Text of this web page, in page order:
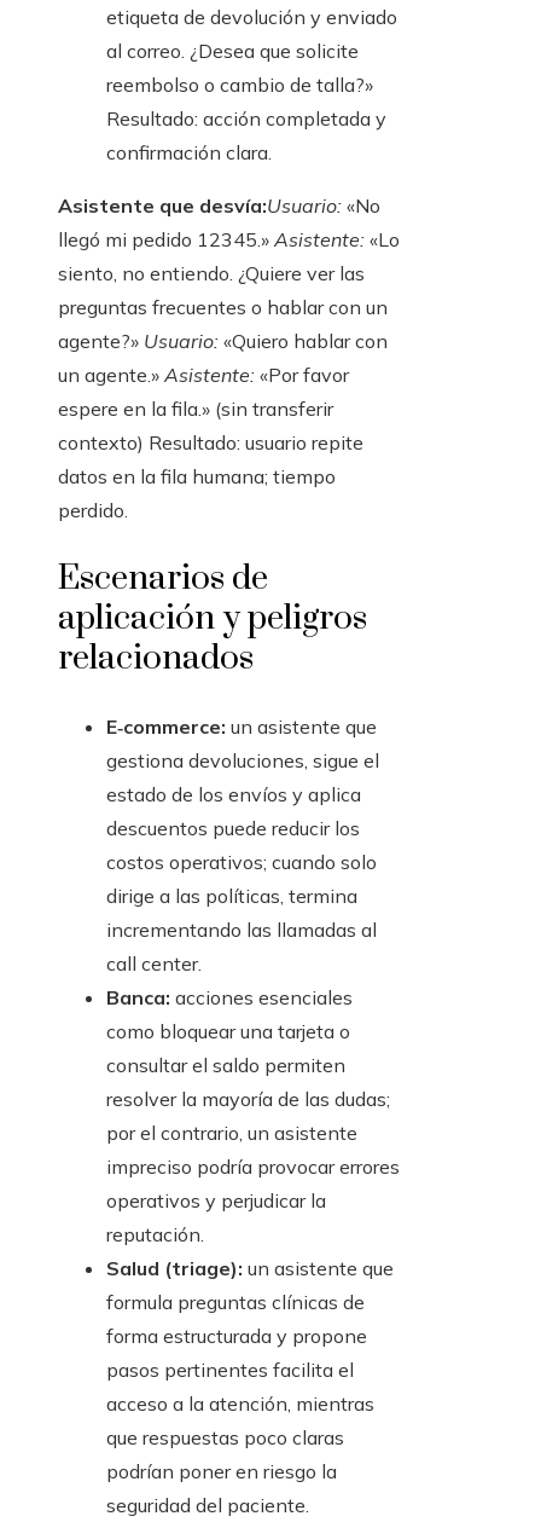
etiqueta de devolución y enviado
al correo. ¿Desea que solicite
reembolso o cambio de talla?»
Resultado: acción completada y
confirmación clara.
Asistente que desvía:Usuario: «No
llegó mi pedido 12345.» Asistente: «Lo
siento, no entiendo. ¿Quiere ver las
preguntas frecuentes o hablar con un
agente?» Usuario: «Quiero hablar con
un agente.» Asistente: «Por favor
espere en la fila.» (sin transferir
contexto) Resultado: usuario repite
datos en la fila humana; tiempo
perdido.
Escenarios de
aplicación y peligros
relacionados
E‑commerce: un asistente que
gestiona devoluciones, sigue el
estado de los envíos y aplica
descuentos puede reducir los
costos operativos; cuando solo
dirige a las políticas, termina
incrementando las llamadas al
call center.
Banca: acciones esenciales
como bloquear una tarjeta o
consultar el saldo permiten
resolver la mayoría de las dudas;
por el contrario, un asistente
impreciso podría provocar errores
operativos y perjudicar la
reputación.
Salud (triage): un asistente que
formula preguntas clínicas de
forma estructurada y propone
pasos pertinentes facilita el
acceso a la atención, mientras
que respuestas poco claras
podrían poner en riesgo la
seguridad del paciente.